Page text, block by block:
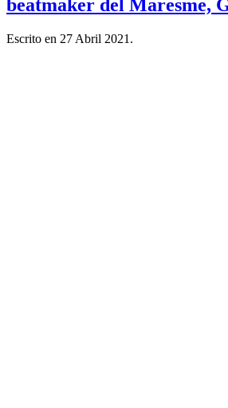
beatmaker del Maresme,
Escrito en 27 Abril 2021 .